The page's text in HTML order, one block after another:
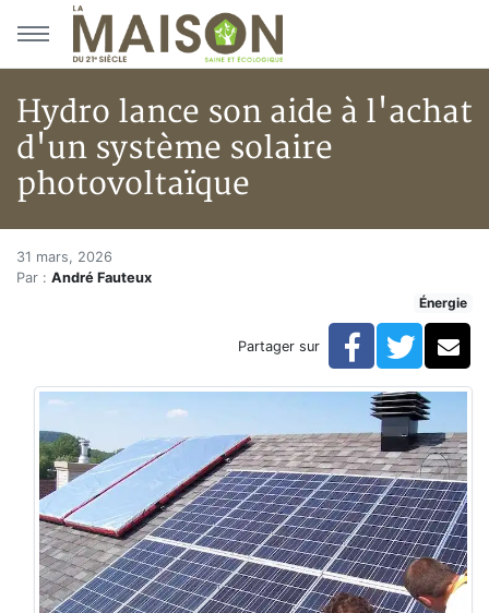
Aller au menu principal
Aller au contenu principal
Hydro lance son aide à l'achat
d'un système solaire
photovoltaïque
Accueil
Articles
Hydro lance son aide à l'achat d'un système solaire
Hydro lance son aide à
31 mars, 2026
Par : André Fauteux
Énergie
Partager sur Facebook